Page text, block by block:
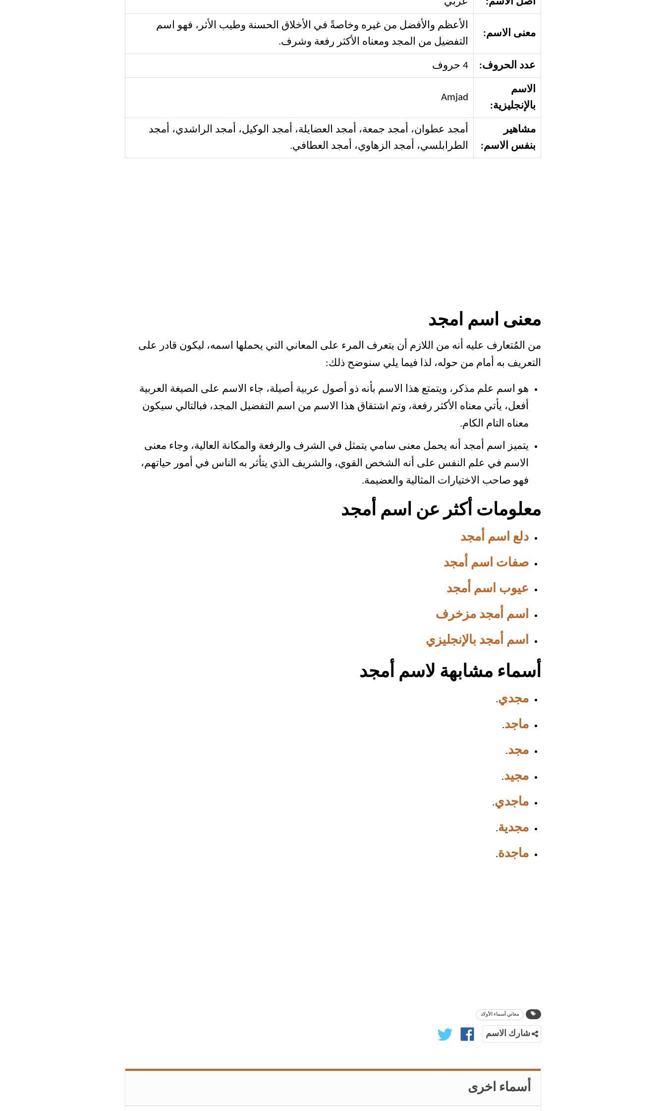
معنى الاسم:
الأعظم والأفضل من غيره وخاصةً في الأخلاق الحسنة وطيب الأثر، فهو اسم
التفضيل من المجد ومعناه الأكثر رفعة وشرف.
عدد الحروف: 4 حروف
الاسم
بالإنجليزية:
Amjad
مشاهير
بنفس الاسم:
أمجد عطوان، أمجد جمعة، أمجد العضايلة، أمجد الوكيل، أمجد الراشدي، أمجد
الطرابلسي، أمجد الزهاوي، أمجد العطافي.
معنى اسم امجد
من المُتعارف عليه أنه من اللازم أن يتعرف المرء على المعاني التي يحملها اسمه، ليكون قادر على
التعريف به أمام من حوله، لذا فيما يلي سنوضح ذلك:
هو اسم علم مذكر، ويتمتع هذا الاسم بأنه ذو أصول عربية أصيلة، جاء الاسم على الصيغة العربية
أفعل، يأتي معناه الأكثر رفعة، وتم اشتقاق هذا الاسم من اسم التفضيل المجد، فبالتالي سيكون
معناه التام الكام.
يتميز اسم أمجد أنه يحمل معنى سامي يتمثل في الشرف والرفعة والمكانة العالية، وجاء معنى
الاسم في علم النفس على أنه الشخص القوي، والشريف الذي يتأثر به الناس في أمور حياتهم،
فهو صاحب الاختيارات المثالية والعضيمة.
معلومات أكثر عن اسم أمجد
دلع اسم أمجد
صفات اسم أمجد
عيوب اسم أمجد
اسم أمجد مزخرف
اسم أمجد بالإنجليزي
أسماء مشابهة لاسم أمجد
مجدي.
ماجد.
مجد.
مجيد.
ماجدي.
مجدية.
ماجدة.
معاني أسماء الأولاد
شارك الاسم
أسماء اخرى